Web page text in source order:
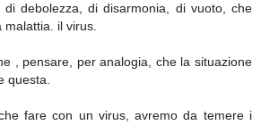
di debolezza, di disarmonia, di vuoto, che
il virus.
, pensare, per analogia, che la situazione
questa.
fare con un virus, avremo da temere i